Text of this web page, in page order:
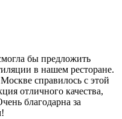
бы предложить
в нашем ресторане.
справилось с этой
отличного качества,
благодарна за